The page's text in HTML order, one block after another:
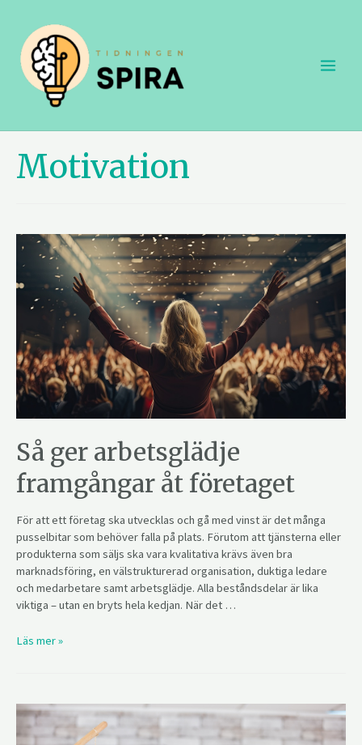
Motivation
Så ger arbetsglädje
framgångar åt företaget
För att ett företag ska utvecklas och gå med vinst är det många
pusselbitar som behöver falla på plats. Förutom att tjänsterna eller
produkterna som säljs ska vara kvalitativa krävs även bra
marknadsföring, en välstrukturerad organisation, duktiga ledare
och medarbetare samt arbetsglädje. Alla beståndsdelar är lika
viktiga – utan en bryts hela kedjan. När det …
Läs mer »